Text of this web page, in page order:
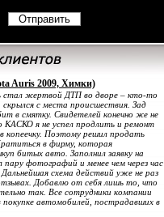
Auris 2009, Химки)
стал жертвой ДТП во дворе – кто-то
скрылся с места происшествия. Зад
в смятку. Свидетелей конечно же не
КАСКО я не успел продлить и ремонт
копеечку. Поэтому решил продать
в фирму, которая
битых авто. Заполнил заявку на
фотографий и менее чем через час
Дальнейшая схема действий уже не раз
Добавлю от себя лишь то, что
так. Все сотрудники компании
покупке автомобилей, пострадавших в